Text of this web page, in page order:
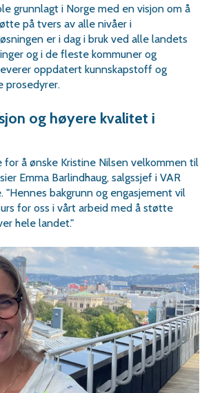
grunnlagt i Norge med en visjon om å
på tvers av alle nivåer i
er i dag i bruk ved alle landets
og i de fleste kommuner og
oppdatert kunnskapstoff og
prosedyrer.
og høyere kvalitet i
å ønske Kristine Nilsen velkommen til
Emma Barlindhaug, salgssjef i VAR
"Hennes bakgrunn og engasjement vil
for oss i vårt arbeid med å støtte
hele landet."